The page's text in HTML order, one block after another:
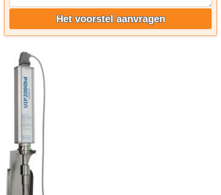
Het voorstel aanvragen